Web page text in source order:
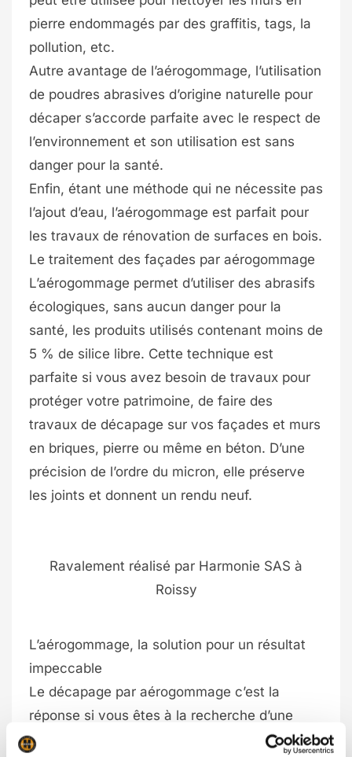
pierre endommagés par des graffitis, tags, la
pollution, etc.
Autre avantage de l’aérogommage, l’utilisation
de poudres abrasives d’origine naturelle pour
décaper s’accorde parfaite avec le respect de
l’environnement et son utilisation est sans
danger pour la santé.
Enfin, étant une méthode qui ne nécessite pas
l’ajout d’eau, l’aérogommage est parfait pour
les travaux de rénovation de surfaces en bois.
Le traitement des façades par aérogommage
L’aérogommage permet d’utiliser des abrasifs
écologiques, sans aucun danger pour la
santé, les produits utilisés contenant moins de
5 % de silice libre. Cette technique est
parfaite si vous avez besoin de travaux pour
protéger votre patrimoine, de faire des
travaux de décapage sur vos façades et murs
en briques, pierre ou même en béton. D’une
précision de l’ordre du micron, elle préserve
les joints et donnent un rendu neuf.
Ravalement réalisé par Harmonie SAS à
Roissy
L’aérogommage, la solution pour un résultat
impeccable
Le décapage par aérogommage c’est la
réponse si vous êtes à la recherche d’une
solution biodégradable et d’une technique de